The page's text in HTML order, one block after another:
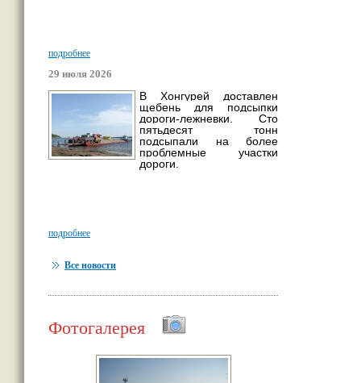
подробнее
29 июля 2026
В Хонгурей доставлен
щебень для подсыпки
дороги-лежневки. Сто
пятьдесят тонн
подсыпали на более
проблемные участки
дороги.
подробнее
Все новости
Фотогалерея